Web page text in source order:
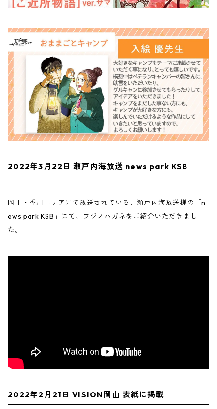
2022年3月22日 瀬戸内海放送 news park KSB
岡山・香川エリアにて放送されている、瀬戸内海放送様の「n
ews park KSB」にて、フジノハガネをご紹介いただきまし
た。
2022年2月21日 VISION岡山 表紙に掲載